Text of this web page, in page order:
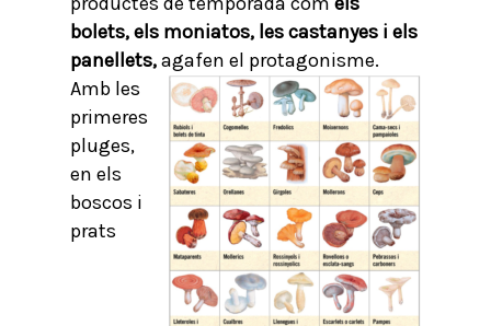
bolets, els moniatos, les castanyes i els
panellets,agafen el protagonisme.
Amb les
primeres
pluges,
en els
boscos i
prats